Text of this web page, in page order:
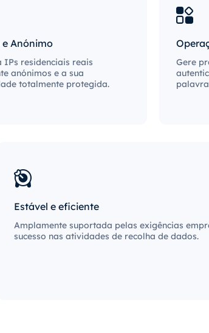
e Anónimo
IPs residenciais reais
anónimos e a sua
totalmente protegida.
Gere
Estável e eficiente
Amplamente suportada pelas exigências
sucesso nas atividades de recolha de dados.